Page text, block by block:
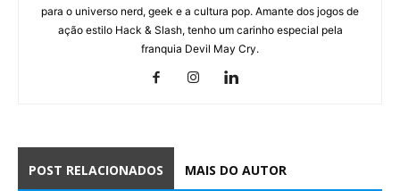
para o universo nerd, geek e a cultura pop. Amante dos jogos de
ação estilo Hack & Slash, tenho um carinho especial pela
franquia Devil May Cry.
POST RELACIONADOS MAIS DO AUTOR